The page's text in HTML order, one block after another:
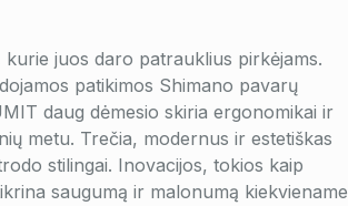
juos daro patrauklius pirkėjams.
patikimos Shimano pavarų
daug dėmesio skiria ergonomikai ir
metu. Trečia, modernus ir estetiškas
stilingai. Inovacijos, tokios kaip
saugumą ir malonumą kiekviename